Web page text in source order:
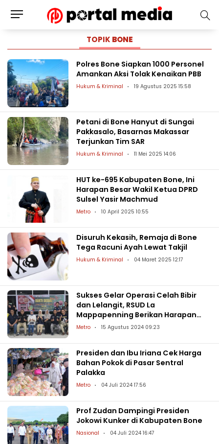
TOPIK BONE
Polres Bone Siapkan 1000 Personel
Amankan Aksi Tolak Kenaikan PBB
Hukum & Kriminal 19 Agustus 2025 15:58
Petani di Bone Hanyut di Sungai
Pakkasalo, Basarnas Makassar
Terjunkan Tim SAR
Hukum & Kriminal 11 Mei 2025 14:06
HUT ke-695 Kabupaten Bone, Ini
Harapan Besar Wakil Ketua DPRD
Sulsel Yasir Machmud
Metro 10 April 2025 10:55
Disuruh Kekasih, Remaja di Bone
Tega Racuni Ayah Lewat Takjil
Hukum & Kriminal 04 Maret 2025 12:17
Sukses Gelar Operasi Celah Bibir
dan Lelangit, RSUD La
Mappapenning Berikan Harapan
Baru bagi Anak-Anak Bone
Metro 15 Agustus 2024 09:23
Presiden dan Ibu Iriana Cek Harga
Bahan Pokok di Pasar Sentral
Palakka
Metro 04 Juli 2024 17:56
Prof Zudan Dampingi Presiden
Jokowi Kunker di Kabupaten Bone
Nasional 04 Juli 2024 16:47